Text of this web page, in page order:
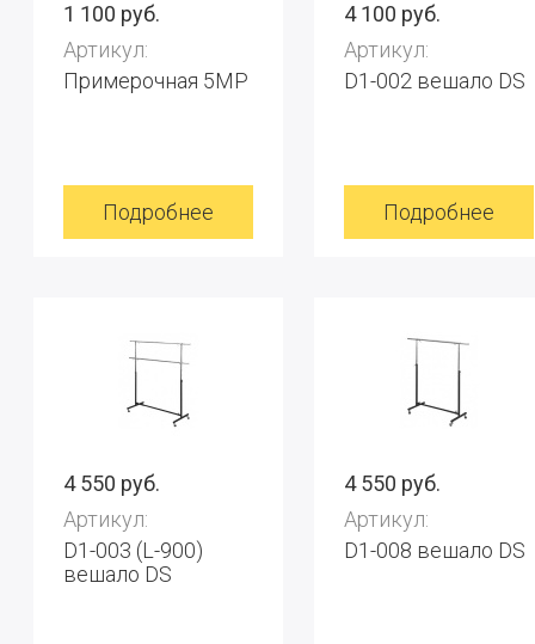
1 100 руб.
Артикул:
Примерочная 5МР
Подробнее
4 100 руб.
Артикул:
D1-002 вешало DS
Подробнее
4 550 руб.
Артикул:
D1-003 (L-900)
вешало DS
4 550 руб.
Артикул:
D1-008 вешало DS